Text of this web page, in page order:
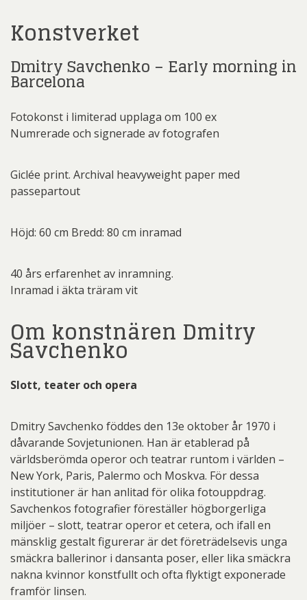
Konstverket
Dmitry Savchenko – Early morning in
Barcelona
Fotokonst i limiterad upplaga om 100 ex
Numrerade och signerade av fotografen
Giclée print. Archival heavyweight paper med
passepartout
Höjd: 60 cm Bredd: 80 cm inramad
40 års erfarenhet av inramning.
Inramad i äkta träram vit
Om konstnären Dmitry
Savchenko
Slott, teater och opera
Dmitry Savchenko föddes den 13e oktober år 1970 i
dåvarande Sovjetunionen. Han är etablerad på
världsberömda operor och teatrar runtom i världen –
New York, Paris, Palermo och Moskva. För dessa
institutioner är han anlitad för olika fotouppdrag.
Savchenkos fotografier föreställer högborgerliga
miljöer – slott, teatrar operor et cetera, och ifall en
mänsklig gestalt figurerar är det företrädelsevis unga
smäckra ballerinor i dansanta poser, eller lika smäckra
nakna kvinnor konstfullt och ofta flyktigt exponerade
framför linsen.